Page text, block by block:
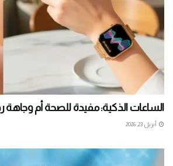
الساعات الذكية: مفيدة للصحة أم وجاهة
أبريل 23, 2026